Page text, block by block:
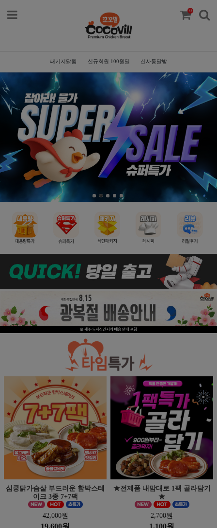
0
패키지닭템 신규회원 100원딜 신사동달밤
심쿵닭가슴살 부드러운 함박스테
이크 3종 7+7팩
42,000원
★전제품 내맘대로 1팩 골라담기
★
2,700원